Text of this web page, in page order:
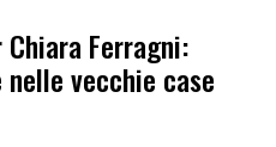
Ferragni:
vecchie case